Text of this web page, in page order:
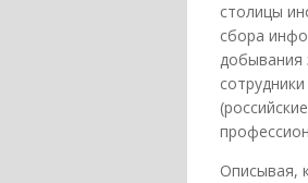
столицы
сбора
добывания
Описывая,